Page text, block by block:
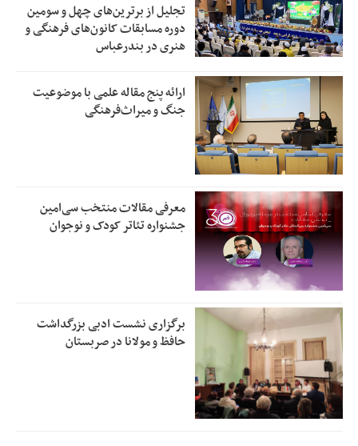
تجلیل از بر‌ترین‌های چهل و سومین
دوره مسابقات کانون‌های فرهنگی و
هنری در بندرعباس
ارائه پنج مقاله علمی با موضوعیت
جنگ و میراث‌فرهنگی
معرفی مقالات منتخب سی‌امین
جشنواره تئاتر کودک و نوجوان
برگزاری نشست ادبی بزرگداشت
حافظ و مولانا در صربستان